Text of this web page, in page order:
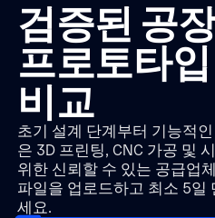
검증된 공
프로토타
비교
초기 설계 단계부터 기능적
은 3D 프린팅, CNC 가공 및
위한 신뢰할 수 있는 공급업
파일을 업로드하고 최소 5일
세요.